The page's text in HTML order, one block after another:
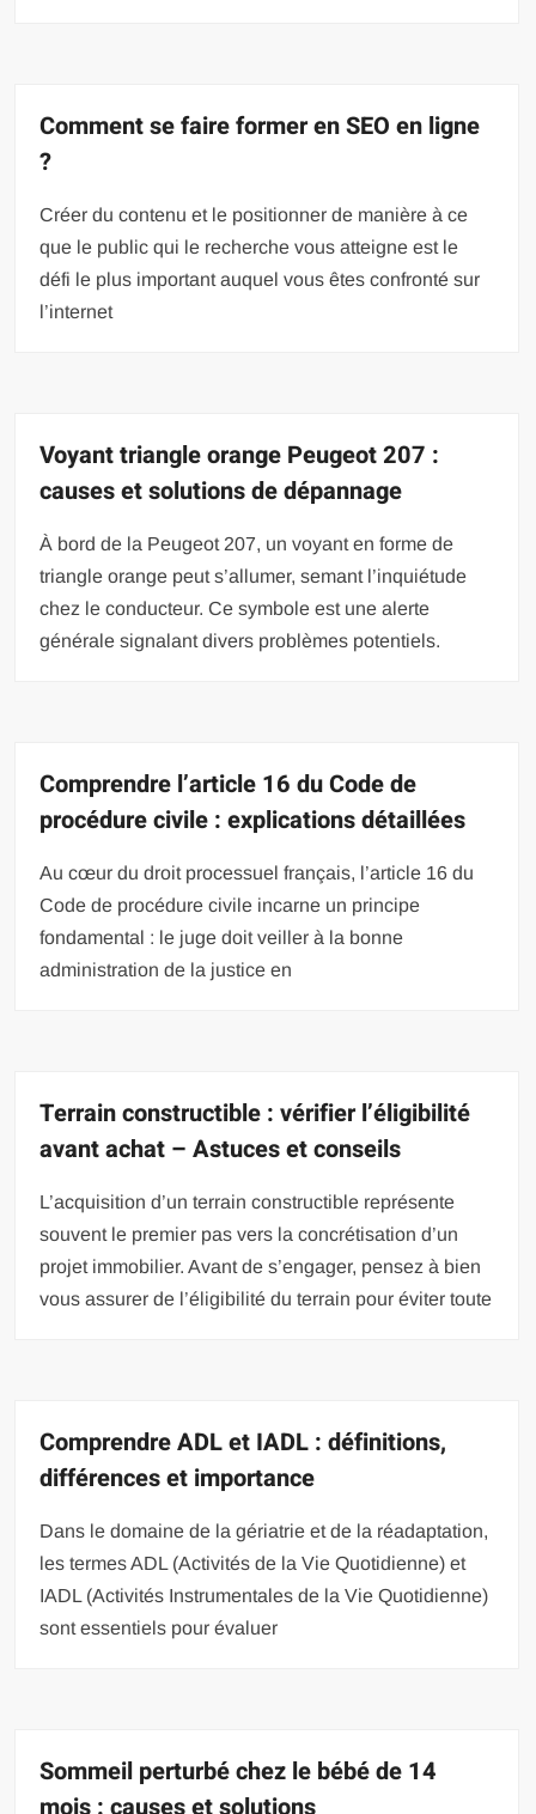
Comment se faire former en SEO en ligne
?
Créer du contenu et le positionner de manière à ce
que le public qui le recherche vous atteigne est le
défi le plus important auquel vous êtes confronté sur
l’internet
Voyant triangle orange Peugeot 207 :
causes et solutions de dépannage
À bord de la Peugeot 207, un voyant en forme de
triangle orange peut s’allumer, semant l’inquiétude
chez le conducteur. Ce symbole est une alerte
générale signalant divers problèmes potentiels.
Comprendre l’article 16 du Code de
procédure civile : explications détaillées
Au cœur du droit processuel français, l’article 16 du
Code de procédure civile incarne un principe
fondamental : le juge doit veiller à la bonne
administration de la justice en
Terrain constructible : vérifier l’éligibilité
avant achat – Astuces et conseils
L’acquisition d’un terrain constructible représente
souvent le premier pas vers la concrétisation d’un
projet immobilier. Avant de s’engager, pensez à bien
vous assurer de l’éligibilité du terrain pour éviter toute
Comprendre ADL et IADL : définitions,
différences et importance
Dans le domaine de la gériatrie et de la réadaptation,
les termes ADL (Activités de la Vie Quotidienne) et
IADL (Activités Instrumentales de la Vie Quotidienne)
sont essentiels pour évaluer
Sommeil perturbé chez le bébé de 14